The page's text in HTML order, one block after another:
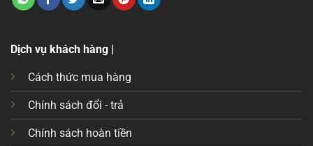
Dịch vụ khách hàng |
Cách thức mua hàng
Chính sách đổi - trả
Chính sách hoàn tiền